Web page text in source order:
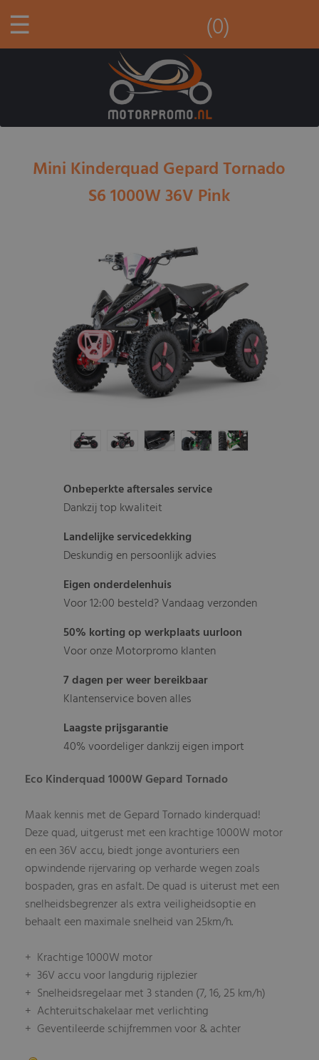
☰ (0)
Mini Kinderquad Gepard Tornado
S6 1000W 36V Pink
Onbeperkte aftersales service
Dankzij top kwaliteit
Landelijke servicedekking
Deskundig en persoonlijk advies
Eigen onderdelenhuis
Voor 12:00 besteld? Vandaag verzonden
50% korting op werkplaats uurloon
Voor onze Motorpromo klanten
7 dagen per weer bereikbaar
Klantenservice boven alles
Laagste prijsgarantie
40% voordeliger dankzij eigen import
Eco Kinderquad 1000W Gepard Tornado
Maak kennis met de Gepard Tornado kinderquad!
Deze quad, uitgerust met een krachtige 1000W motor
en een 36V accu, biedt jonge avonturiers een
opwindende rijervaring op verharde wegen zoals
bospaden, gras en asfalt. De quad is uiterust met een
snelheidsbegrenzer als extra veiligheidsoptie en
behaalt een maximale snelheid van 25km/h.
+ Krachtige 1000W motor
+ 36V accu voor langdurig rijplezier
+ Snelheidsregelaar met 3 standen (7, 16, 25 km/h)
+ Achteruitschakelaar met verlichting
+ Geventileerde schijfremmen voor & achter